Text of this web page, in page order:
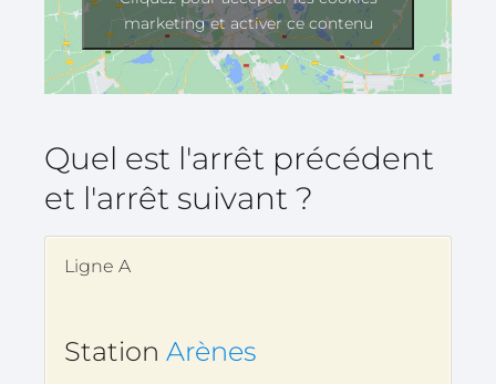
marketing et activer ce contenu
Quel est l'arrêt précédent
et l'arrêt suivant ?
Ligne A
Station Arènes